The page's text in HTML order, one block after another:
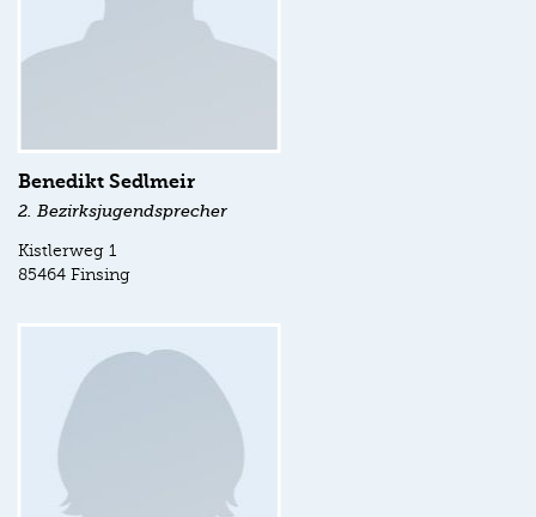
Benedikt Sedlmeir
2. Bezirksjugendsprecher
Kistlerweg 1
85464 Finsing